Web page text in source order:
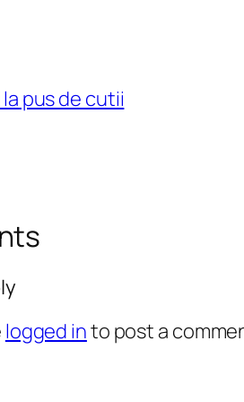
pus de cutii
logged into post a